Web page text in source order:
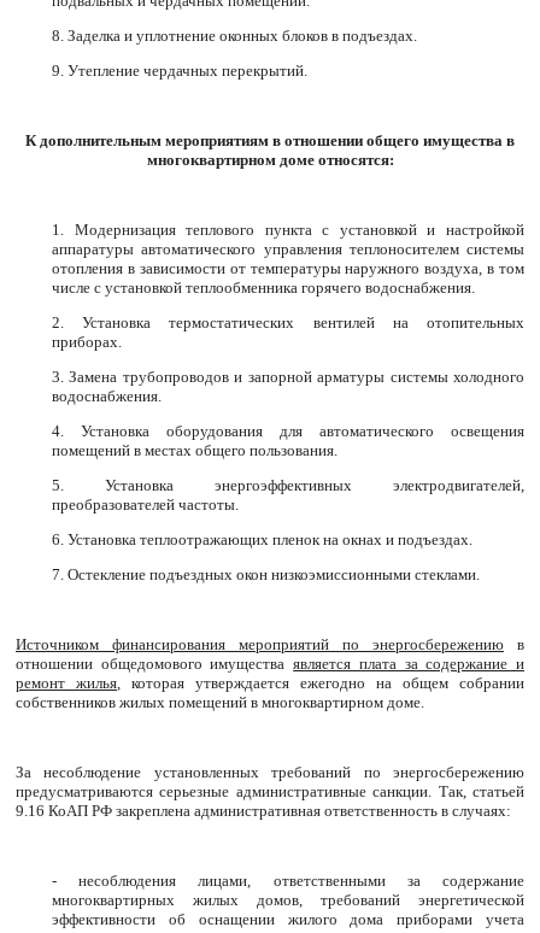
8. Заделка и уплотнение оконных блоков в подъездах.
9. Утепление чердачных перекрытий.
К дополнительным мероприятиям в отношении общего имущества в
многоквартирном доме относятся:
1. Модернизация теплового пункта с установкой и настройкой
аппаратуры автоматического управления теплоносителем системы
отопления в зависимости от температуры наружного воздуха, в том
числе с установкой теплообменника горячего водоснабжения.
2. Установка термостатических вентилей на отопительных
приборах.
3. Замена трубопроводов и запорной арматуры системы холодного
водоснабжения.
4. Установка оборудования для автоматического освещения
помещений в местах общего пользования.
5. Установка энергоэффективных электродвигателей,
преобразователей частоты.
6. Установка теплоотражающих пленок на окнах и подъездах.
7. Остекление подъездных окон низкоэмиссионными стеклами.
Источником финансирования мероприятий по энергосбережению в
отношении общедомового имуществаявляется плата за содержание и
ремонт жилья, которая утверждается ежегодно на общем собрании
собственников жилых помещений в многоквартирном доме.
За несоблюдение установленных требований по энергосбережению
предусматриваются серьезные административные санкции. Так, статьей
9.16 КоАП РФ закреплена административная ответственность в случаях:
- несоблюдения лицами, ответственными за содержание
многоквартирных жилых домов, требований энергетической
эффективности об оснащении жилого дома приборами учета